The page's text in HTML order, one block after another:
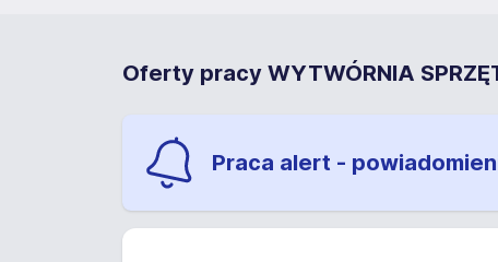
Oferty pracy WYTWÓRNIA
Praca alert -